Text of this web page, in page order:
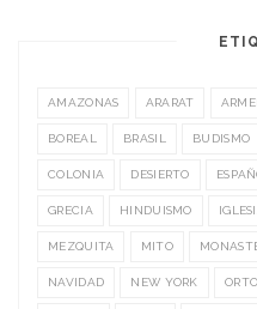
AMAZONAS ARARAT
BOREAL BRASIL BUDISMO
COLONIA DESIERTO
GRECIA HINDUISMO
MEZQUITA MITO
NAVIDAD NEW YORK